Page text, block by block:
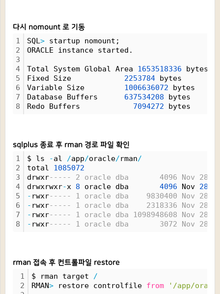
다시 nomount 로 기동
1
2
3
4
5
6
7
8
SQL> startup nomount;
ORACLE instance started.
Total System Global Area 1653518336 bytes
Fixed Size 2253784 bytes
Variable Size 1006636072 bytes
Database Buffers 637534208 bytes
Redo Buffers 7094272 bytes
sqlplus 종료 후 rman 경로 파일 확인
1
2
3
4
5
6
7
8
$ ls -al /app/oracle/rman/
total 1085072
drwxr----- 2 oracle dba       4096 Nov 28
drwxrwxr-x 8 oracle dba 4096 Nov 28
- rwxr----- 1 oracle dba    9830400 Nov 28
- rwxr----- 1 oracle dba    2318336 Nov 28
- rwxr----- 1 oracle dba 1098948608 Nov 28
- rwxr----- 1 oracle dba       3072 Nov 28
rman 접속 후 컨트롤파일 restore
1
2
$ rman target /
RMAN> restore controlfile from '/app/